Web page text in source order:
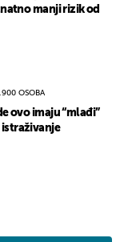
manji rizik od
OSOBA
ovo imaju “mlađi”